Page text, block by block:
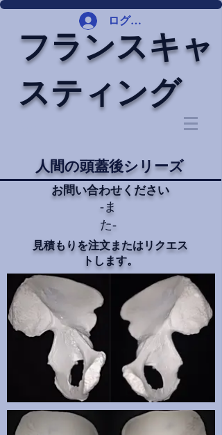
ログイン
フランスキャ
スティング
人間の頭蓋後シリーズ
お問い合わせください
-ま
た-
見積もりを注文またはリクエス
トします。